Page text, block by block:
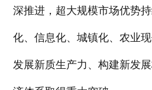
深推进，超大规模市场优势
化、信息化、城镇化、农业
发展新质生产力、构建新发